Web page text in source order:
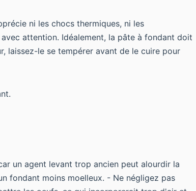
ni les chocs thermiques, ni les
attention. Idéalement, la pâte à fondant doit
laissez-le se tempérer avant de le cuire pour
un agent levant trop ancien peut alourdir la
fondant moins moelleux. - Ne négligez pas